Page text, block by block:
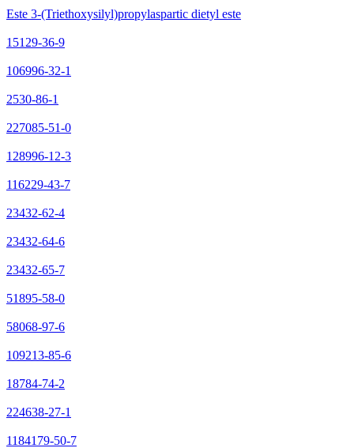
Este 3-(Triethoxysilyl)propylaspartic dietyl este
15129-36-9
106996-32-1
2530-86-1
227085-51-0
128996-12-3
116229-43-7
23432-62-4
23432-64-6
23432-65-7
51895-58-0
58068-97-6
109213-85-6
18784-74-2
224638-27-1
1184179-50-7